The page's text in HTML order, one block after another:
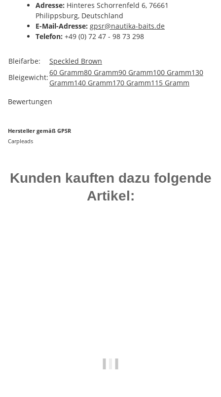
Adresse: Hinteres Schorrenfeld 6, 76661
Philippsburg, Deutschland
E-Mail-Adresse: gpsr@nautika-baits.de
Telefon: +49 (0) 72 47 - 98 73 298
Produkteigenschaft
Wert
Bleifarbe:
Speckled Brown
Bleigewicht:
60 Gramm80 Gramm90 Gramm100 Gramm130
Gramm140 Gramm170 Gramm115 Gramm
Bewertungen
Hersteller gemäß GPSR
Carpleads
Kunden kauften dazu folgende
Artikel: